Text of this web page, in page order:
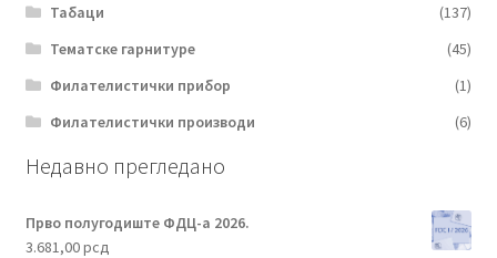
Табаци
(137)
Тематске гарнитуре
(45)
Филателистички прибор
(1)
Филателистички производи
(6)
Недавно прегледано
Прво полугодиште ФДЦ-а 2026.
3.681,00рсд